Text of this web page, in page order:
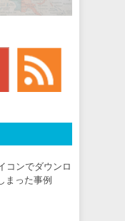
コンでダウンロ
まった事例